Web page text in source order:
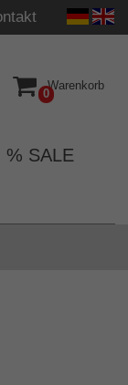
0
Warenkorb
% SALE